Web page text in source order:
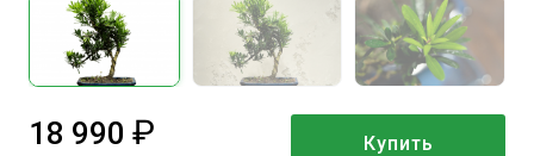
18 990 Купить